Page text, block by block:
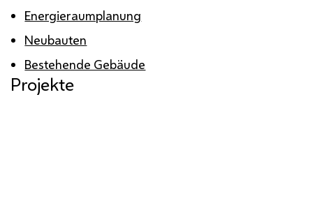
Energieraumplanung
Neubauten
Bestehende Gebäude
Projekte